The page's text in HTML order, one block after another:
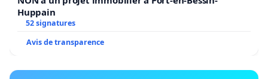
Code civil et de la Constitution.
Huppain
52 signatures
Avis de transparence